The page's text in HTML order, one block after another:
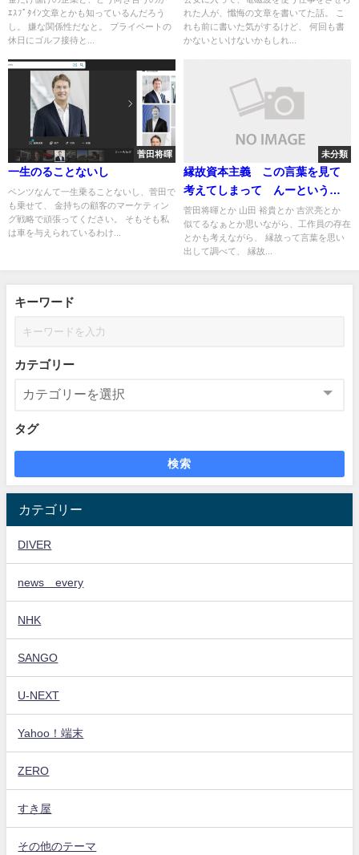
し
ｴｽﾌﾟﾀｲﾝ文章とかも知っているんだろう
し。 嫌な関係性だなと。 プライベートの
休日にゴルフ接待と...
れた人が、懺悔の文章を書いてた話。 こ
れも前に書いた気がするけど、 何回も書
かないといけないかもしれ...
菅田将暉
一生のることないし
ベンツなんて一生乗ることないし、菅田で
も乗せて、 金持ちの顧客のマーケティン
グ戦略で頑張ってください。 そもそも私
は車を与えられているわけ...
未分類
縁故資本主義 この言葉を見て
考えてしまって んーという感
じばかり出て
菅田将暉とか 山田 裕貴とか 吉沢亮とか
似てるなぁとか思いながら、工作員の存在
とかも考えながら、 縁故って言葉を思い
出して調べて、 縁故...
キーワード
カテゴリー
タグ
検索
カテゴリー
DIVER
news every
NHK
SANGO
U-NEXT
Yahoo！端末
ZERO
すき屋
その他のテーマ